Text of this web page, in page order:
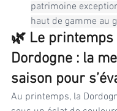
patrimoine
haut de gamme au
🌿 Le printemps
Dordogne : la
saison pour
Au printemps, la